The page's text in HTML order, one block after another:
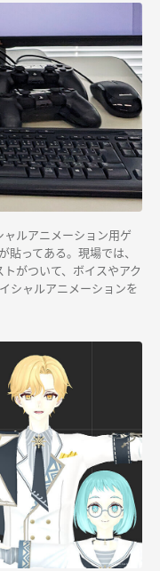
ルアニメーション用ゲ
ってある。現場では、
がついて、ボイスやアク
シャルアニメーションを